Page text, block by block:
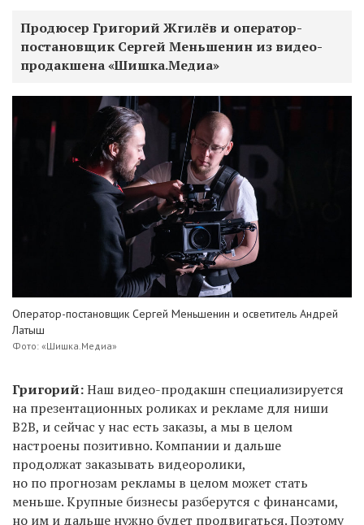
Продюсер Григорий Жгилёв и оператор-
постановщик Сергей Меньшенин из видео-
продакшена «Шишка.Медиа»
Оператор-постановщик Сергей Меньшенин и осветитель Андрей
Латыш
Фото: «Шишка.Медиа»
Григорий:Наш видео-продакшн специализируется
на презентационных роликах и рекламе для ниши
B2B, и сейчас у нас есть заказы, а мы в целом
настроены позитивно. Компании и дальше
продолжат заказывать видеоролики,
но по прогнозам рекламы в целом может стать
меньше. Крупные бизнесы разберутся с финансами,
но им и дальше нужно будет продвигаться. Поэтому